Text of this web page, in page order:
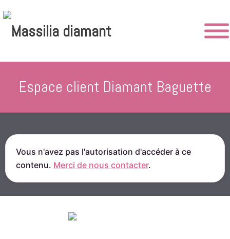
Aller
Espace client Diamant Baguette
Vous n'avez pas l'autorisation d'accéder à ce
contenu. Merci de nous contacter.